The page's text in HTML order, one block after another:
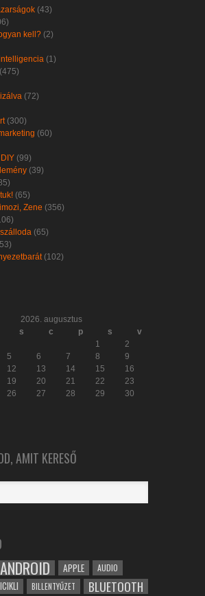
(43)
kell? (2)
(1)
(475)
(72)
(300)
(60)
(99)
(39)
(65)
Zene (356)
(65)
(102)
2026. augusztus
s c p s
v
1
2
5 6 7 8
9
12 13 14 15
16
19 20 21 22
23
26 27 28 29
30
AMIT KERESŐ
ANDROID APPLE AUDIO
BILLENTYŰZET BLUETOOTH